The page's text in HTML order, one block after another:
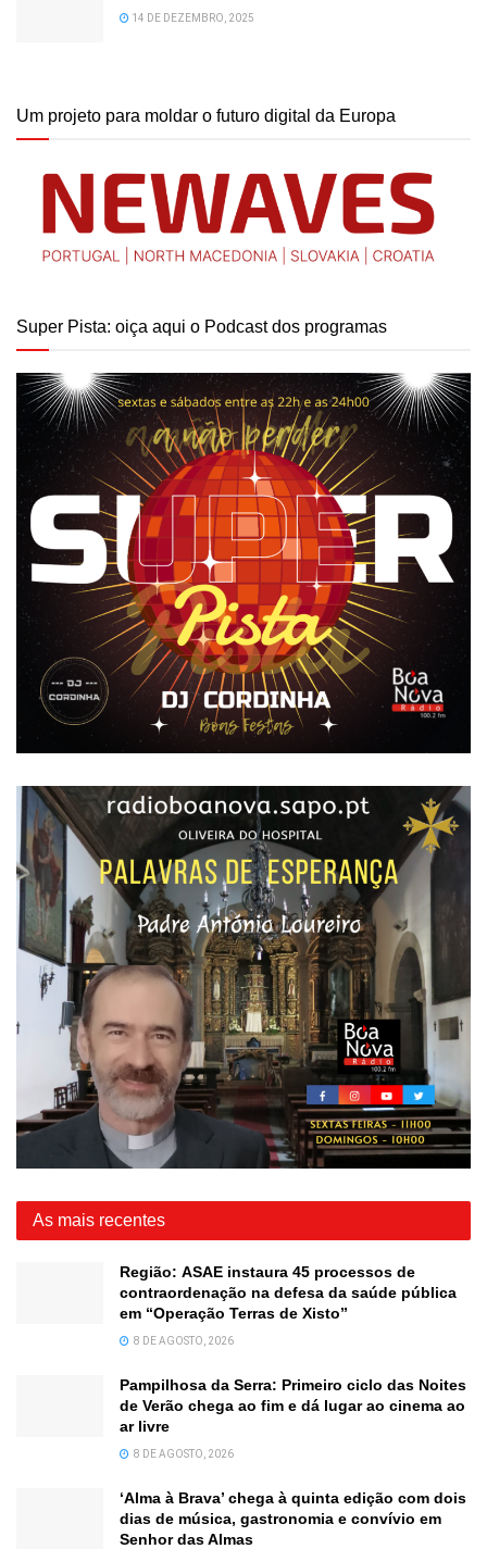
14 DE DEZEMBRO, 2025
Um projeto para moldar o futuro digital da Europa
Super Pista: oiça aqui o Podcast dos programas
As mais recentes
Região: ASAE instaura 45 processos de
contraordenação na defesa da saúde pública
em “Operação Terras de Xisto”
8 DE AGOSTO, 2026
Pampilhosa da Serra: Primeiro ciclo das Noites
de Verão chega ao fim e dá lugar ao cinema ao
ar livre
8 DE AGOSTO, 2026
‘Alma à Brava’ chega à quinta edição com dois
dias de música, gastronomia e convívio em
Senhor das Almas